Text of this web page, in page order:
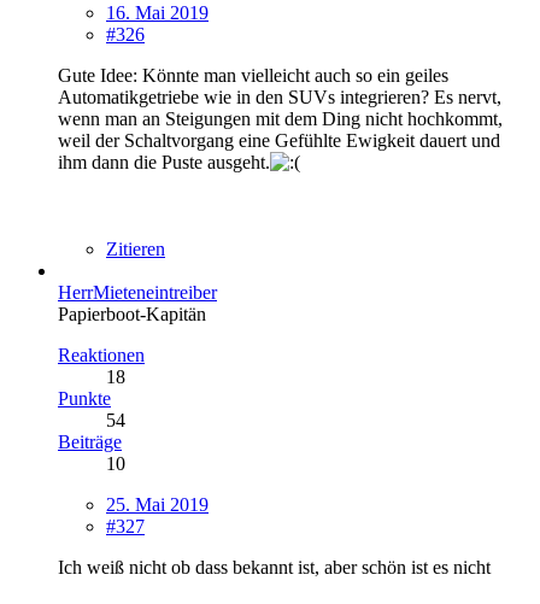
16. Mai 2019
#326
Gute Idee: Könnte man vielleicht auch so ein geiles
Automatikgetriebe wie in den SUVs integrieren? Es nervt,
wenn man an Steigungen mit dem Ding nicht hochkommt,
weil der Schaltvorgang eine Gefühlte Ewigkeit dauert und
ihm dann die Puste ausgeht.
Zitieren
HerrMieteneintreiber
Papierboot-Kapitän
Reaktionen
18
Punkte
54
Beiträge
10
25. Mai 2019
#327
Ich weiß nicht ob dass bekannt ist, aber schön ist es nicht